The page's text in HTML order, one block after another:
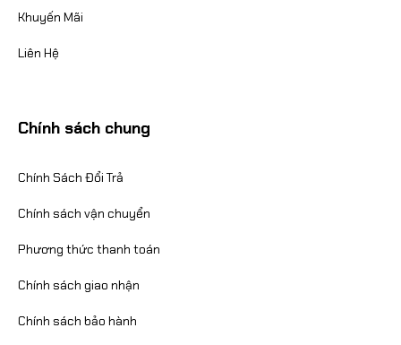
Khuyến Mãi
Liên Hệ
Chính sách chung
Chính Sách Đổi Trả
Chính sách vận chuyển
Phương thức thanh toán
Chính sách giao nhận
Chính sách bảo hành